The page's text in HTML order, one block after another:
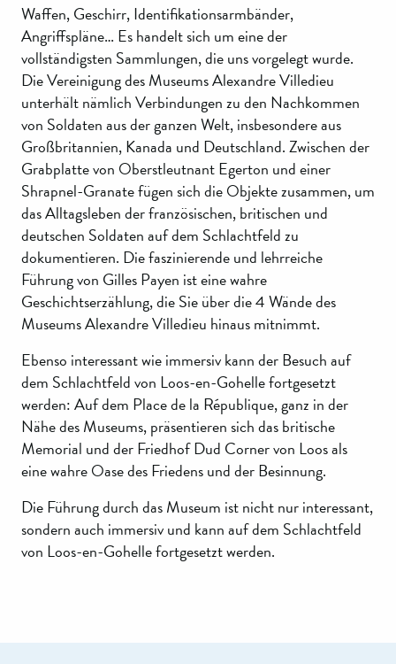
Waffen, Geschirr, Identifikationsarmbänder,
Angriffspläne… Es handelt sich um eine der
vollständigsten Sammlungen, die uns vorgelegt wurde.
Die Vereinigung des Museums Alexandre Villedieu
unterhält nämlich Verbindungen zu den Nachkommen
von Soldaten aus der ganzen Welt, insbesondere aus
Großbritannien, Kanada und Deutschland. Zwischen der
Grabplatte von Oberstleutnant Egerton und einer
Shrapnel-Granate fügen sich die Objekte zusammen, um
das Alltagsleben der französischen, britischen und
deutschen Soldaten auf dem Schlachtfeld zu
dokumentieren. Die faszinierende und lehrreiche
Führung von Gilles Payen ist eine wahre
Geschichtserzählung, die Sie über die 4 Wände des
Museums Alexandre Villedieu hinaus mitnimmt.
Ebenso interessant wie immersiv kann der Besuch auf
dem Schlachtfeld von Loos-en-Gohelle fortgesetzt
werden: Auf dem Place de la République, ganz in der
Nähe des Museums, präsentieren sich das britische
Memorial und der Friedhof Dud Corner von Loos als
eine wahre Oase des Friedens und der Besinnung.
Die Führung durch das Museum ist nicht nur interessant,
sondern auch immersiv und kann auf dem Schlachtfeld
von Loos-en-Gohelle fortgesetzt werden.